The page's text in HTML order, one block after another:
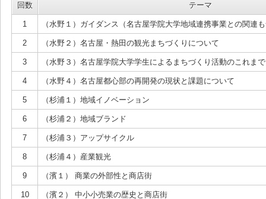
回数 テーマ
1 （水野１）ガイダンス（名古屋学院大学地域連携事業との関連
2 （水野２）名古屋・熱田の観光まちづくりについて
3 （水野３）名古屋学院大学学生によるまちづくり活動のこれま
4 （水野４）名古屋都心部の再開発の現状と課題について
5 （杉浦１）地域イノベーション
6 （杉浦２）地域ブランド
7 （杉浦３）アップサイクル
8 （杉浦４）産業観光
9 （濱１） 商業の外部性と商店街
10 （濱２） 中小小売業の歴史と商店街